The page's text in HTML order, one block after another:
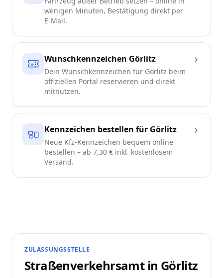
wenigen Minuten, Bestätigung direkt per
E-Mail.
Wunschkennzeichen Görlitz
Dein Wunschkennzeichen für Görlitz beim
offiziellen Portal reservieren und direkt
mitnutzen.
Kennzeichen bestellen für Görlitz
Neue Kfz-Kennzeichen bequem online
bestellen – ab 7,30 € inkl. kostenlosem
Versand.
ZULASSUNGSSTELLE
Straßenverkehrsamt in Görlitz